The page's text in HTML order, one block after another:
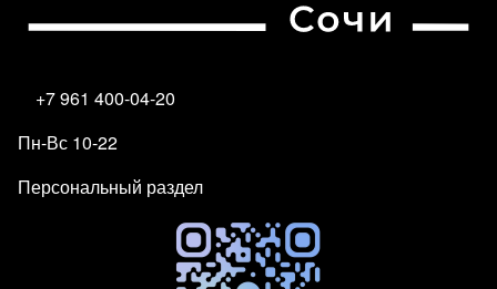
+7 961 400-04-20
Пн-Вс 10-22
Персональный раздел